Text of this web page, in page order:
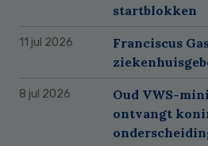
startblokken
11 jul 2026
Franciscus
8 jul 2026
Oud VWS-
ontvangt